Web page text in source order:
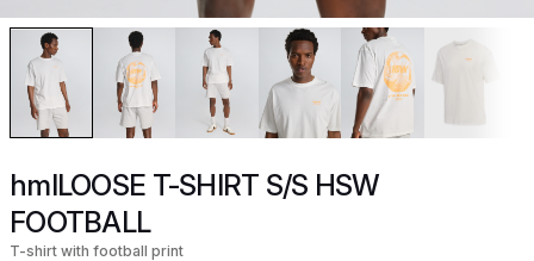
hmlLOOSE T-SHIRT S/S HSW
FOOTBALL
T-shirt with football print